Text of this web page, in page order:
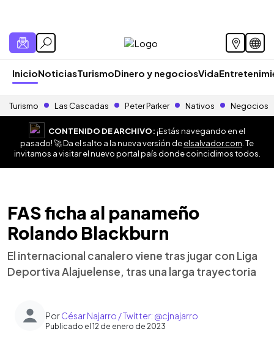
InicioNoticiasTurismoDinero y negociosVida
Turismo Las Cascadas Peter Parker Nativos Negocios
CONTENIDO DE ARCHIVO:¡Estás navegando en el
pasado! 🚀 Da el salto a la nueva versión deelsalvador.com . Te
invitamos a visitar el nuevo portal país donde coincidimos todos.
FAS ficha al panameño
Rolando Blackburn
El internacional canalero viene tras jugar con Liga
Deportiva Alajuelense, tras una larga trayectoria
PorCésar Najarro / Twitter: @cjnajarro
Publicado el 12 de enero de 2023